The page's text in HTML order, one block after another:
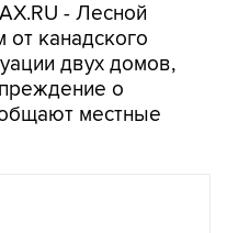
- Лесной
канадского
двух домов,
о
местные